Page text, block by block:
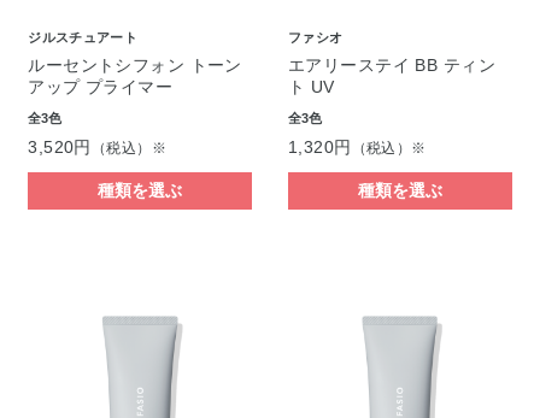
ジルスチュアート
ルーセントシフォン トーン
アップ プライマー
全3色
3,520円 （税込）※
種類を選ぶ
ファシオ
エアリーステイ BB ティン
ト UV
全3色
1,320円 （税込）※
種類を選ぶ